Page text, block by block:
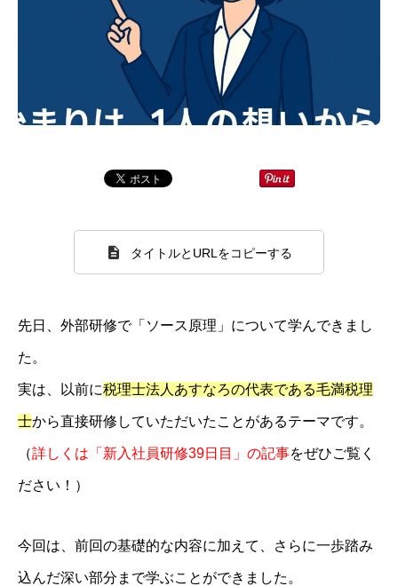
タイトルとURLをコピーする
先日、外部研修で「ソース原理」について学んできまし
た。
実は、以前に税理士法人あすなろの代表である毛満税理
士から直接研修していただいたことがあるテーマです。
（詳しくは「新入社員研修39日目」の記事をぜひご覧く
ださい！）
今回は、前回の基礎的な内容に加えて、さらに一歩踏み
込んだ深い部分まで学ぶことができました。